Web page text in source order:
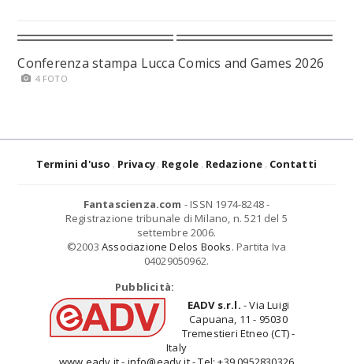
Conferenza stampa Lucca Comics and Games 2026
4 FOTO
Termini d'uso Privacy Regole Redazione Contatti
Fantascienza.com - ISSN 1974-8248 -
Registrazione tribunale di Milano, n. 521 del 5
settembre 2006.
©2003 Associazione Delos Books. Partita Iva
04029050962.
Pubblicità:
EADV s.r.l. - Via Luigi
Capuana, 11 - 95030
Tremestieri Etneo (CT) -
Italy